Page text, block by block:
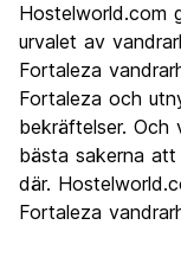
Kultur
Festa
Värde för
Hostelworld.com
urvalet av
Fortaleza
Fortaleza och
bekräftelser.
bästa sakerna
där.
Fortaleza